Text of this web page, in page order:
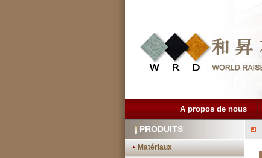
A propos de nous
PRODUITS
Matériaux